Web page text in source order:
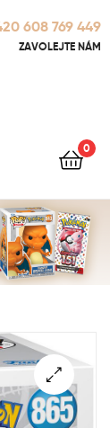
608 769 449
ZAVOLEJTE NÁM
0